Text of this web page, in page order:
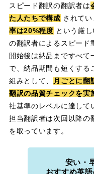
スピード翻訳の翻訳者は
た人たちで構成 されて
率は20%程度 という厳
の翻訳者によるスピード
開始後は納品まですべて
で、納品期間も短くする
組みとして、
月ごとに翻
翻訳の品質チェックを実
社基準のレベルに達して
担当翻訳者は次回以降の
を取っています。
安い・
おすすめ英